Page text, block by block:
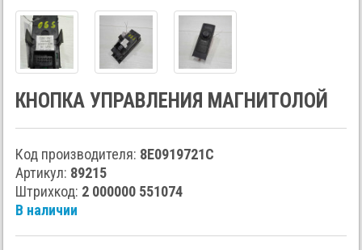
КНОПКА УПРАВЛЕНИЯ МАГНИТОЛОЙ
Код производителя: 8E0919721C
Артикул: 89215
Штрихкод: 2 000000 551074
В наличии